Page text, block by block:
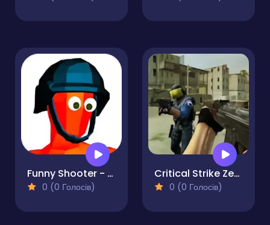
Funny Shooter - Destroy all enemies
0 (0 Голосів)
Critical Strike Zero
0 (0 Голосів)